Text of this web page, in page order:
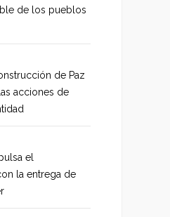
de los pueblos
de Paz
acciones de
el
la entrega de